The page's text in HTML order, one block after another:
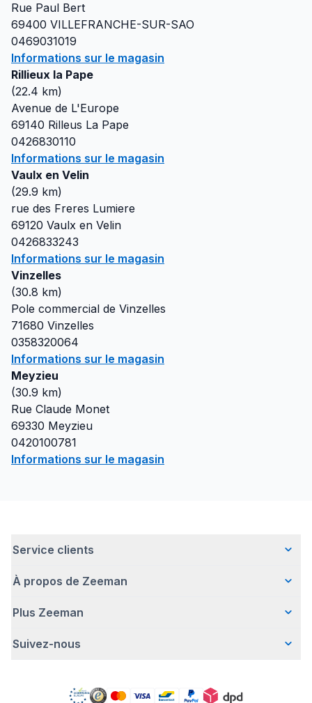
Rue Paul Bert
69400 VILLEFRANCHE-SUR-SAO
0469031019
Informations sur le magasin
Rillieux la Pape
(22.4 km)
Avenue de L'Europe
69140 Rilleus La Pape
0426830110
Informations sur le magasin
Vaulx en Velin
(29.9 km)
rue des Freres Lumiere
69120 Vaulx en Velin
0426833243
Informations sur le magasin
Vinzelles
(30.8 km)
Pole commercial de Vinzelles
71680 Vinzelles
0358320064
Informations sur le magasin
Meyzieu
(30.9 km)
Rue Claude Monet
69330 Meyzieu
0420100781
Informations sur le magasin
Service clients
Questions fréquentes
Livraison
Retour d'articles
À propos de Zeeman
Qui sommes-nous ?
Une entreprise responsable
Rapport annuel RSE
Plus Zeeman
Avertissement de sécurité
Nos campagnes
Suivez-nous